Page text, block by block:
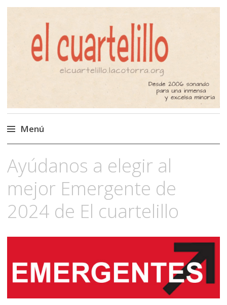
El Cuartelillo
Programa de radio de música
independiente. Podcast
Menú
al
contenido
Ayúdanos a elegir al
mejor Emergente de
2024 de El cuartelillo